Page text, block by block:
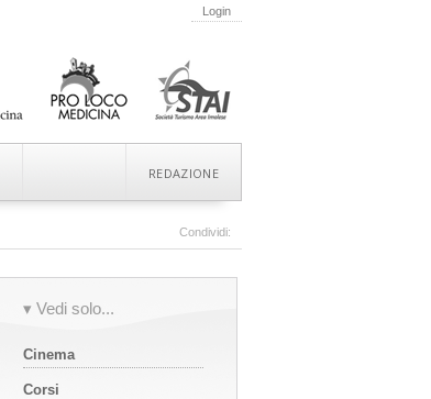
Login
REDAZIONE
Condividi:
▾ Vedi solo...
Cinema
Corsi